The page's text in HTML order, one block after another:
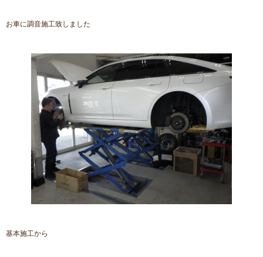
お車に調音施工致しました
基本施工から